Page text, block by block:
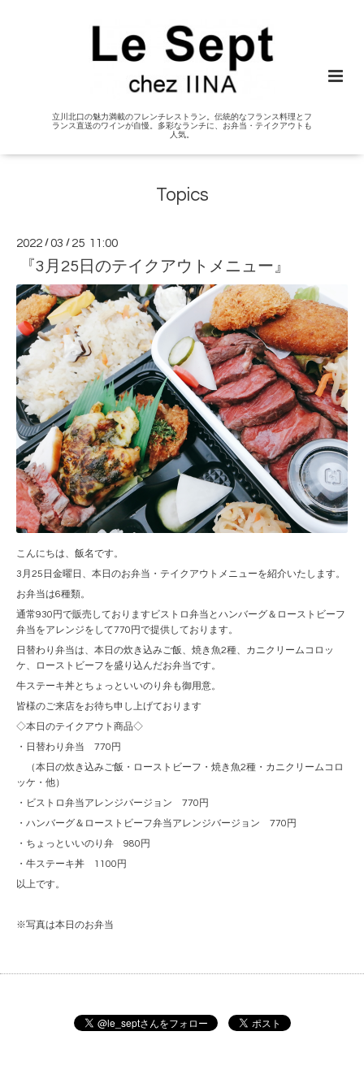
立川北口の魅力満載のフレンチレストラン。伝統的なフランス料理とフ
ランス直送のワインが自慢。多彩なランチに、お弁当・テイクアウトも
人気。
Topics
2022 /03 / 25 11:00
『3月25日のテイクアウトメニュー』
こんにちは、飯名です。
3月25日金曜日、本日のお弁当・テイクアウトメニューを紹介いたします。
お弁当は6種類。
通常930円で販売しておりますビストロ弁当とハンバーグ＆ローストビーフ
弁当をアレンジをして770円で提供しております。
日替わり弁当は、本日の炊き込みご飯、焼き魚2種、カニクリームコロッ
ケ、ローストビーフを盛り込んだお弁当です。
牛ステーキ丼とちょっといいのり弁も御用意。
皆様のご来店をお待ち申し上げております
◇本日のテイクアウト商品◇
・日替わり弁当 770円
（本日の炊き込みご飯・ローストビーフ・焼き魚2種・カニクリームコロ
ッケ・他）
・ビストロ弁当アレンジバージョン 770円
・ハンバーグ＆ローストビーフ弁当アレンジバージョン 770円
・ちょっといいのり弁 980円
・牛ステーキ丼 1100円
以上です。
※写真は本日のお弁当